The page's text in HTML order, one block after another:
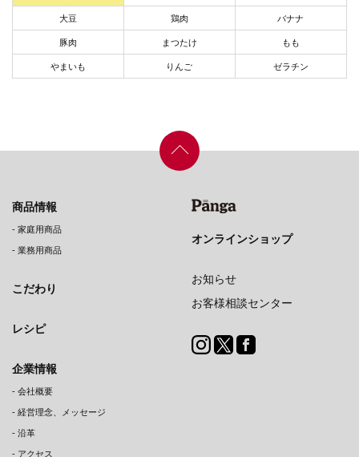
大豆 鶏肉 バナナ
豚肉 まつたけ もも
やまいも りんご ゼラチン
商品情報
- 家庭用商品
- 業務用商品
こだわり
レシピ
企業情報
- 会社概要
- 経営理念、メッセージ
- 沿革
- アクセス
オンラインショップ
お知らせ
お客様相談センター